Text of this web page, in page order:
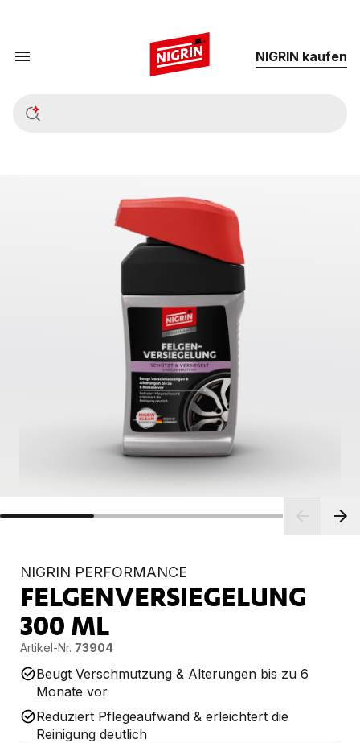
NIG­RIN kau­fen
NIGRIN PERFORMANCE
FELGENVERSIEGELUNG
300 ML
Artikel-Nr. 73904
Beugt Verschmutzung & Alterungen bis zu 6
Monate vor
Reduziert Pflegeaufwand & erleichtert die
Reinigung deutlich